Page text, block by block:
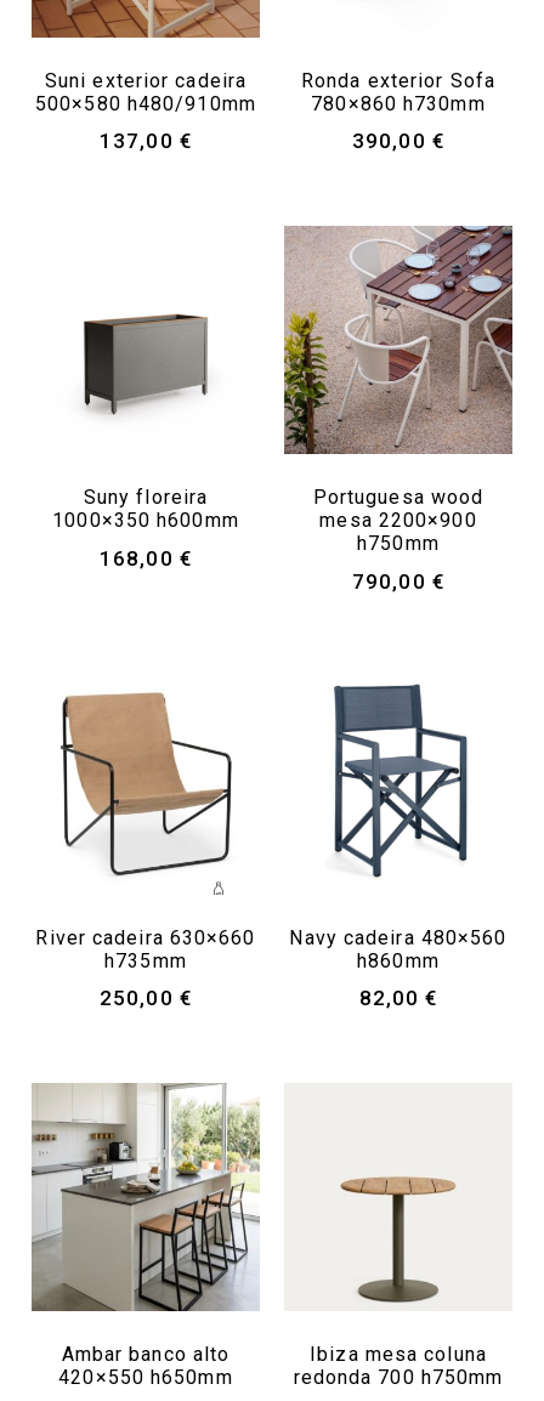
Suni exterior cadeira
500×580 h480/910mm
137,00 €
Ronda exterior Sofa
780×860 h730mm
390,00 €
Suny floreira
1000×350 h600mm
168,00 €
Portuguesa wood
mesa 2200×900
h750mm
790,00 €
River cadeira 630×660
h735mm
250,00 €
Navy cadeira 480×560
h860mm
82,00€
Ambar banco alto
420×550 h650mm
Ibiza mesa coluna
redonda 700 h750mm